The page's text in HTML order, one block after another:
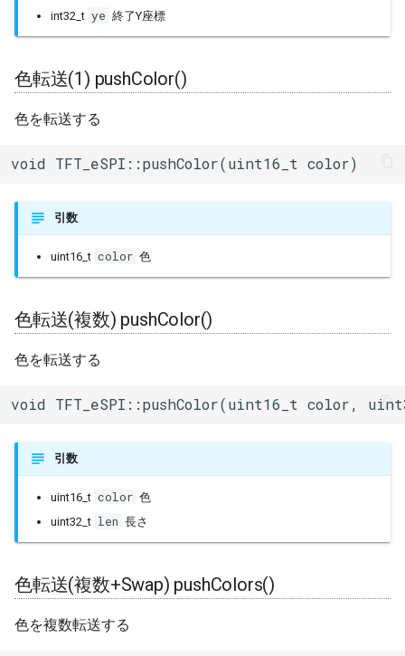
int32_t ye 終了Y座標
色転送(1) pushColor()
色を転送する
void TFT_eSPI::pushColor(uint16_t color)
引数
uint16_t color 色
色転送(複数) pushColor()
色を転送する
void TFT_eSPI::pushColor(uint16_t color,
引数
uint16_t color 色
uint32_t len 長さ
色転送(複数+Swap) pushColors()
色を複数転送する